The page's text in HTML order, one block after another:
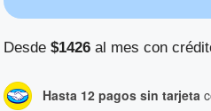
Desde $1426al mes con
Hasta 12 pagos sin tarjeta